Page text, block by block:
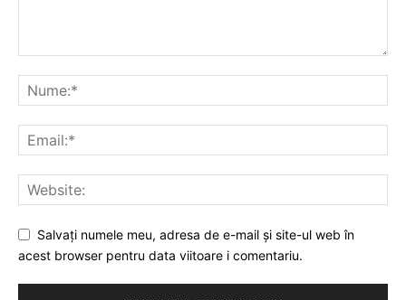
Salvați numele meu, adresa de e-mail și site-ul web în
acest browser pentru data viitoare i comentariu.